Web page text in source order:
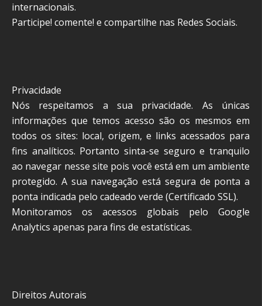
internacionais.
Participe! comente! e compartilhe nas Redes Sociais.
Privacidade
Nós respeitamos a sua privacidade. As únicas
informações que temos acesso são os mesmos em
todos os sites: local, origem, e links acessados para
fins analíticos. Portanto sinta-se seguro e tranquilo
ao navegar nesse site pois você está em um ambiente
protegido. A sua navegação está segura de ponta a
ponta indicada pelo cadeado verde (Certificado SSL).
Monitoramos os acessos globais pelo Google
Analytics apenas para fins de estatísticas.
Direitos Autorais